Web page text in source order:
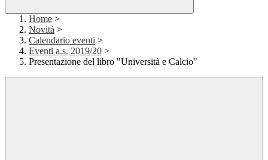
Home >
Novità >
Calendario eventi >
Eventi a.s. 2019/20 >
Presentazione del libro "Università e Calcio"